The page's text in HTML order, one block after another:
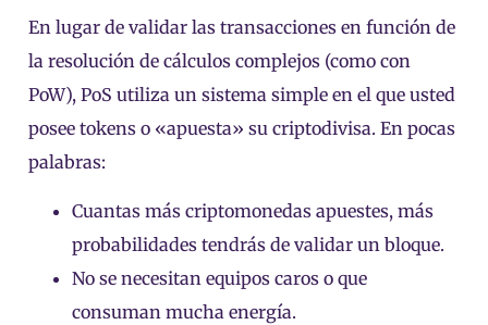
En lugar de validar las transacciones en función de
la resolución de cálculos complejos (como con
PoW), PoS utiliza un sistema simple en el que usted
posee tokens o «apuesta» su criptodivisa. En pocas
palabras:
Cuantas más criptomonedas apuestes, más
probabilidades tendrás de validar un bloque.
No se necesitan equipos caros o que
consuman mucha energía.